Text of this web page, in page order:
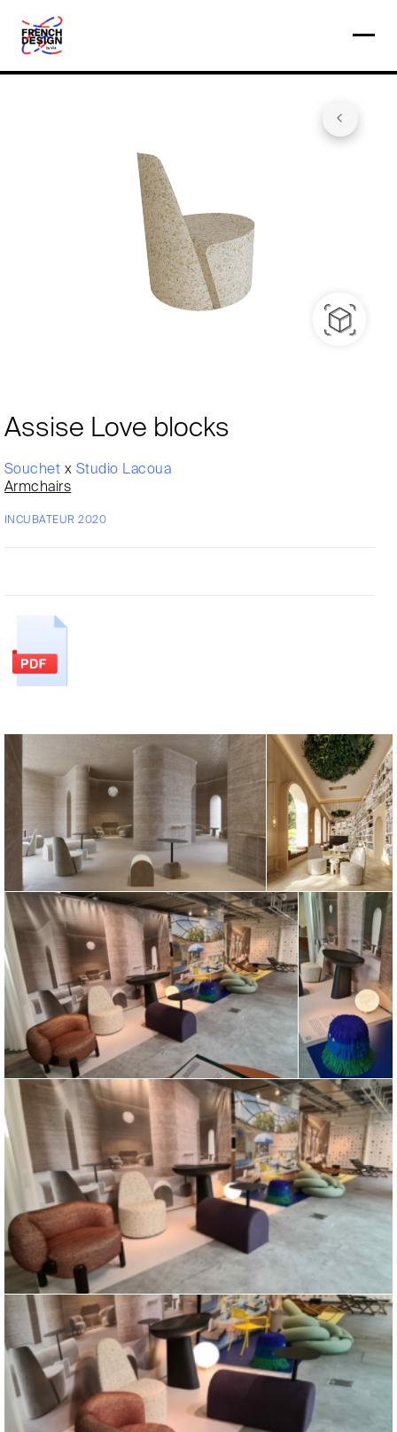
Assise Love blocks
Souchet x Studio Lacoua
Armchairs
INCUBATEUR 2020